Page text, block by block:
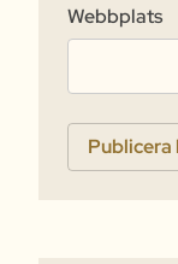
Webbplats